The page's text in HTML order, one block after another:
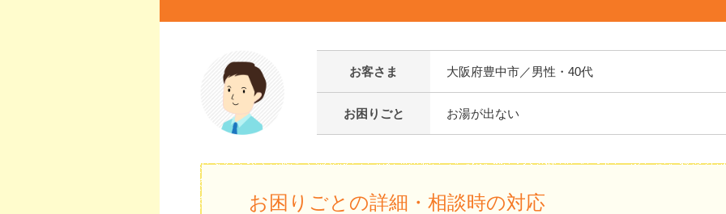
お客さま 大阪府豊中市／男性・40代
お困りごと お湯が出ない
お困りごとの詳細・相談時の対応